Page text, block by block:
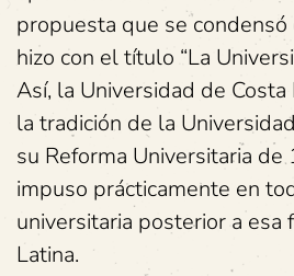
propuesta que se
hizo con el título “La
Así, la Universidad de Costa
la tradición de la
su Reforma Universitaria de
impuso prácticamente en
universitaria posterior a esa
Latina.